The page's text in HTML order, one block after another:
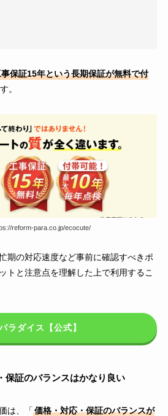
保証15年という長期保証が無料で付
。
reform-para.co.jp/ecocute/
期の対応速度など事前に確認すべきポ
トと注意点を理解した上で利用するこ
ラダイス【公式】
保証のバランスはかなり良い
は、「 価格・対応・保証のバランスが